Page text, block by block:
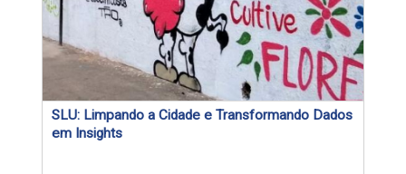
SLU: Limpando a Cidade e Transformando Dados
em Insights